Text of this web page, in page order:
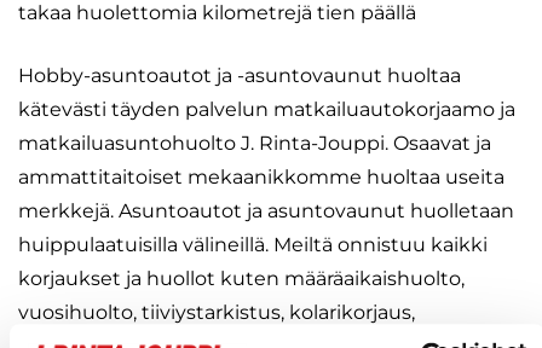
takaa huolettomia kilometrejä tien päällä
Hobby-asuntoautot ja -asuntovaunut huoltaa
kätevästi täyden palvelun matkailuautokorjaamo ja
matkailuasuntohuolto J. Rinta-Jouppi. Osaavat ja
ammattitaitoiset mekaanikkomme huoltaa useita
merkkejä. Asuntoautot ja asuntovaunut huolletaan
huippulaatuisilla välineillä. Meiltä onnistuu kaikki
korjaukset ja huollot kuten määräaikaishuolto,
vuosihuolto, tiiviystarkistus, kolarikorjaus,